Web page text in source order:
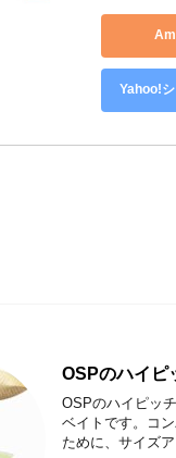
Yahoo!
OSPのハイピ
OSPのハイピッ
ベイトです。コ
ために、サイズ